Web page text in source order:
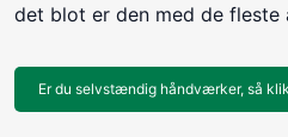
det blot er den med de fleste
Er du selvstændig håndværker, så